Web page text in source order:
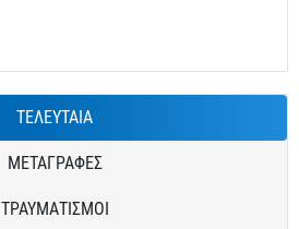
ΤΕΛΕΥΤΑΙΑ
ΜΕΤΑΓΡΑΦΕΣ
ΤΡΑΥΜΑΤΙΣΜΟΙ